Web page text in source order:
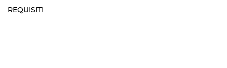
REQUISITI